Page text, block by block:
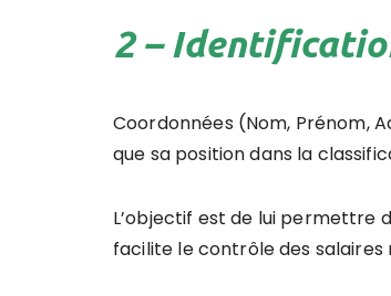
2 –
Coordonnées (Nom, Prénom,
que sa position dans la
L’objectif est de lui permettre
facilite le contrôle des salaires